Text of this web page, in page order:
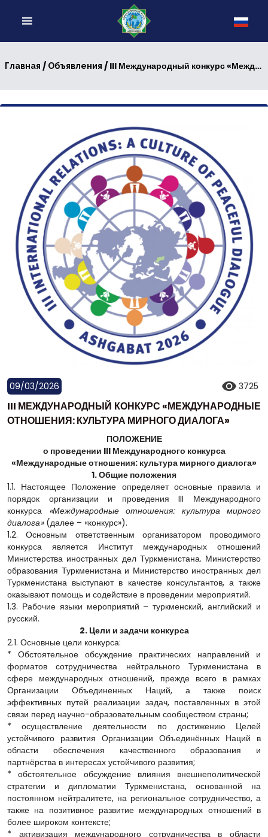
Главная / Объявления / III Международный конкурс «Международные отношения: культура мирного диалога»
09/03/2026 3725
III МЕЖДУНАРОДНЫЙ КОНКУРС «МЕЖДУНАРОДНЫЕ
ОТНОШЕНИЯ: КУЛЬТУРА МИРНОГО ДИАЛОГА»
ПОЛОЖЕНИЕ
о проведении III Международного конкурса
«Международные отношения: культура мирного диалога»
1. Общие положения
1.1. Настоящее Положение определяет основные правила и
порядок организации и проведения III Международного
конкурса «Международные отношения: культура мирного
диалога»(далее – «конкурс»).
1.2. Основным ответственным организатором проводимого
конкурса является Институт международных отношений
Министерства иностранных дел Туркменистана. Министерство
образования Туркменистана и Министерство иностранных дел
Туркменистана выступают в качестве консультантов, а также
оказывают помощь и содействие в проведении мероприятий.
1.3. Рабочие языки мероприятий – туркменский, английский и
русский.
2. Цели и задачи конкурса
2.1. Основные цели конкурса:
* Обстоятельное обсуждение практических направлений и
форматов сотрудничества нейтрального Туркменистана в
сфере международных отношений, прежде всего в рамках
Организации Объединенных Наций, а также поиск
эффективных путей реализации задач, поставленных в этой
связи перед научно-образовательным сообществом страны;
* осуществление деятельности по достижению Целей
устойчивого развития Организации Объединённых Наций в
области обеспечения качественного образования и
партнёрства в интересах устойчивого развития;
* обстоятельное обсуждение влияния внешнеполитической
стратегии и дипломатии Туркменистана, основанной на
постоянном нейтралитете, на региональное сотрудничество, а
также на позитивное развитие международных отношений в
более широком контексте;
* активизация международного сотрудничества в области